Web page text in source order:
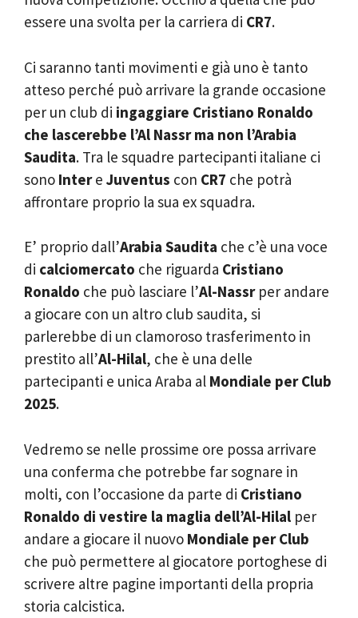
essere una svolta per la carriera di CR7.
Ci saranno tanti movimenti e già uno è tanto
atteso perché può arrivare la grande occasione
per un club di ingaggiare Cristiano Ronaldo
che lascerebbe l’Al Nassr ma non l’Arabia
Saudita. Tra le squadre partecipanti italiane ci
sono Intere Juventus con CR7 che potrà
affrontare proprio la sua ex squadra.
E’ proprio dall’Arabia Saudita che c’è una voce
di calciomercato che riguarda Cristiano
Ronaldo che può lasciare l’Al-Nassrper andare
a giocare con un altro club saudita, si
parlerebbe di un clamoroso trasferimento in
prestito all’Al-Hilal, che è una delle
partecipanti e unica Araba al Mondiale per Club
2025.
Vedremo se nelle prossime ore possa arrivare
una conferma che potrebbe far sognare in
molti, con l’occasione da parte di Cristiano
Ronaldo di vestire la maglia dell’Al-Hilal per
andare a giocare il nuovo Mondiale per Club
che può permettere al giocatore portoghese di
scrivere altre pagine importanti della propria
storia calcistica.